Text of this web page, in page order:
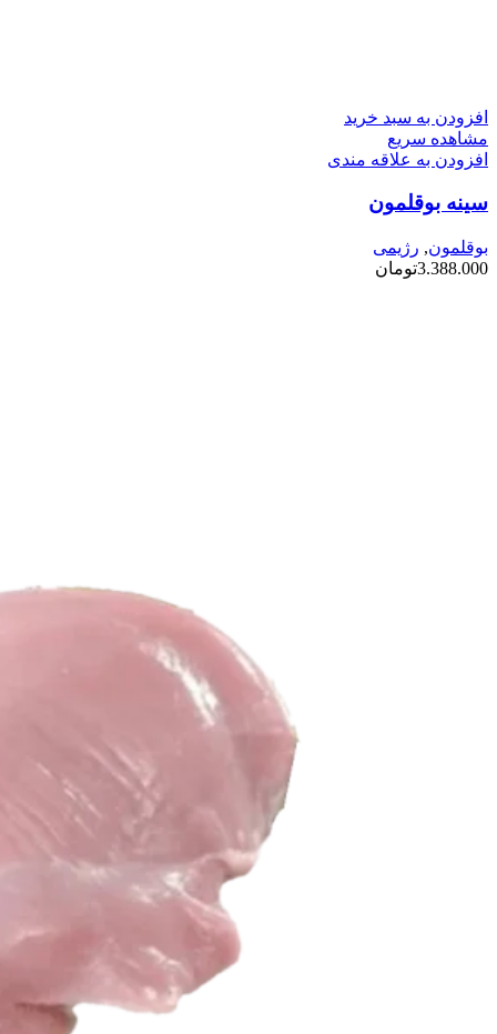
افزودن به سبد خرید
مشاهده سریع
افزودن به علاقه مندی
سینه بوقلمون
بوقلمون, رژیمی
3.388.000تومان